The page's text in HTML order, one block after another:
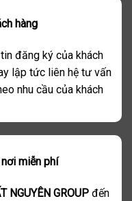
hàng
đăng ký của khách
lập tức liên hệ tư vấn
nhu cầu của khách
miễn phí
NGUYÊN GROUP đến